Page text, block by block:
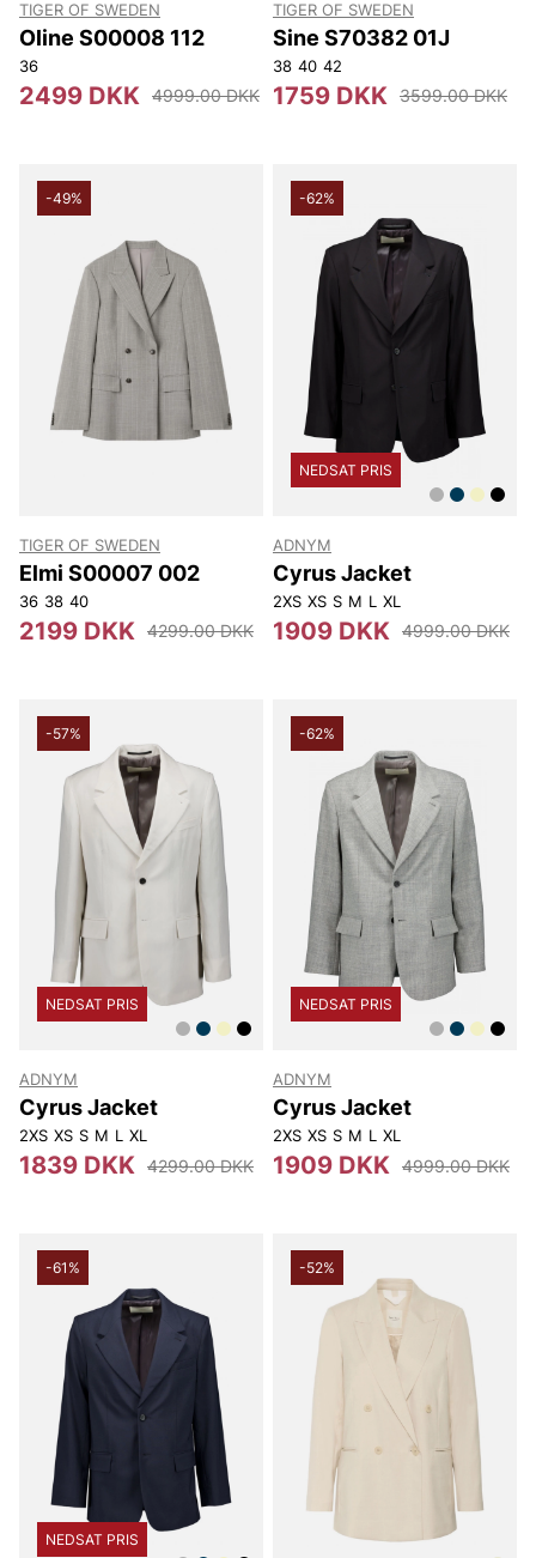
TIGER OF SWEDEN
Oline S00008 112
36
2499 DKK 4999.00 DKK
TIGER OF SWEDEN
Sine S70382 01J
38 40 42
1759 DKK 3599.00 DKK
-49%
TIGER OF SWEDEN
Elmi S00007 002
36 38 40
2199 DKK 4299.00 DKK
-62%
NEDSAT PRIS
ADNYM
Cyrus Jacket
2XS XS S M L XL
1909 DKK 4999.00 DKK
-57%
NEDSAT PRIS
ADNYM
Cyrus Jacket
2XS XS S M L XL
1839 DKK 4299.00 DKK
-62%
NEDSAT PRIS
ADNYM
Cyrus Jacket
2XS XS S M L XL
1909 DKK 4999.00 DKK
-61%
NEDSAT PRIS
-52%